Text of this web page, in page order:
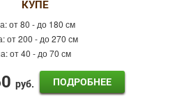
КУПЕ
от 80 - до 180 см
от 200 - до 270 см
от 40 - до 70 см
руб. ПОДРОБНЕЕ